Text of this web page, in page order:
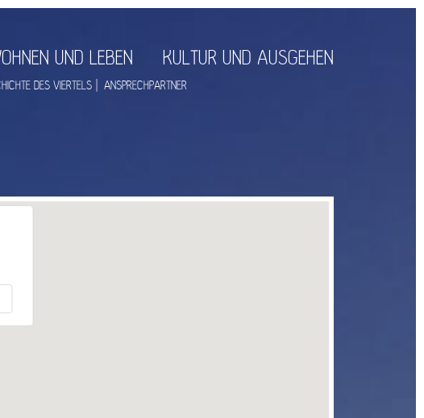
DES VIERTELS ANSPRECHPARTNER
UND LEBEN KULTUR UND AUSGEHEN